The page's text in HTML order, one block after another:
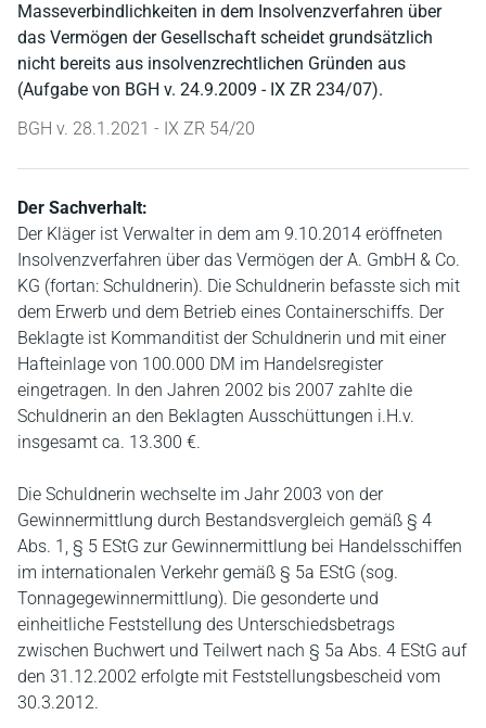
Masseverbindlichkeiten in dem Insolvenzverfahren über
das Vermögen der Gesellschaft scheidet grundsätzlich
nicht bereits aus insolvenzrechtlichen Gründen aus
(Aufgabe von BGH v. 24.9.2009 - IX ZR 234/07).
BGH v. 28.1.2021 - IX ZR 54/20
Der Sachverhalt:
Der Kläger ist Verwalter in dem am 9.10.2014 eröffneten
Insolvenzverfahren über das Vermögen der A. GmbH & Co.
KG (fortan: Schuldnerin). Die Schuldnerin befasste sich mit
dem Erwerb und dem Betrieb eines Containerschiffs. Der
Beklagte ist Kommanditist der Schuldnerin und mit einer
Hafteinlage von 100.000 DM im Handelsregister
eingetragen. In den Jahren 2002 bis 2007 zahlte die
Schuldnerin an den Beklagten Ausschüttungen i.H.v.
insgesamt ca. 13.300 €.
Die Schuldnerin wechselte im Jahr 2003 von der
Gewinnermittlung durch Bestandsvergleich gemäß § 4
Abs. 1, § 5 EStG zur Gewinnermittlung bei Handelsschiffen
im internationalen Verkehr gemäß § 5a EStG (sog.
Tonnagegewinnermittlung). Die gesonderte und
einheitliche Feststellung des Unterschiedsbetrags
zwischen Buchwert und Teilwert nach § 5a Abs. 4 EStG auf
den 31.12.2002 erfolgte mit Feststellungsbescheid vom
30.3.2012.